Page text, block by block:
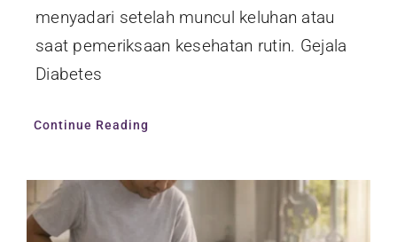
menyadari setelah muncul keluhan atau
saat pemeriksaan kesehatan rutin. Gejala
Diabetes
Continue Reading